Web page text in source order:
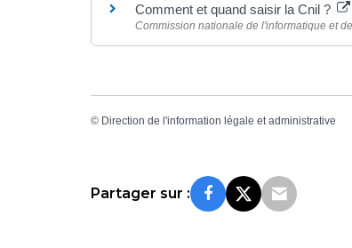
Comment et quand saisir la Cnil ?
Commission nationale de l'informatique et
© Direction de l'information légale et administrative
Partager sur :